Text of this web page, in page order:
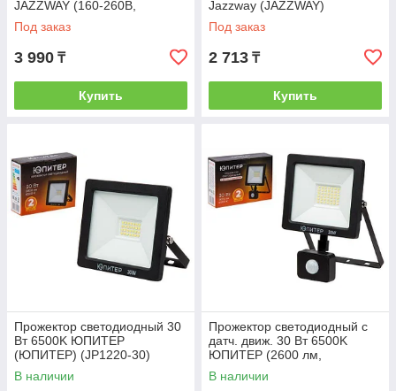
JAZZWAY (160-260В,
1710Лм, холодный белый
свет, МАТОВОЕ
Под заказ
3 990 ₸
Купить
Jazzway (JAZZWAY)
(5023543A)
Под заказ
2 713 ₸
Купить
Прожектор светодиодный 30
Вт 6500K ЮПИТЕР
(ЮПИТЕР) (JP1220-30)
В наличии
Прожектор светодиодный с
датч. движ. 30 Вт 6500K
ЮПИТЕР (2600 лм,
холодный белый свет)
(ЮПИТЕР) (JP1221-30)
В наличии